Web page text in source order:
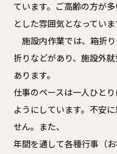
ています。ご高齢の方が
とした雰囲気となっていま
施設内作業では、箱折
折りなどがあり、施設外
あります。
仕事のペースは一人ひと
ようにしています。不安
せん。また、
年間を通して各種行事（